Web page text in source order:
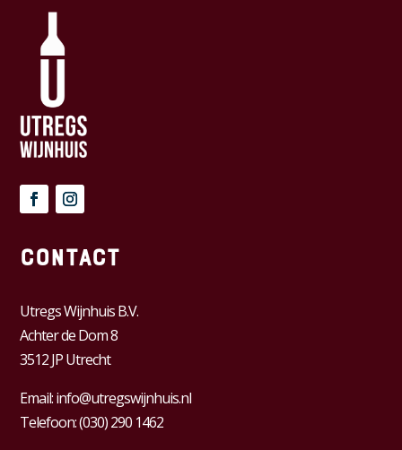
Contact
Utregs Wijnhuis B.V.
Achter de Dom 8
3512 JP Utrecht
Email:info@utregswijnhuis.nl
Telefoon:(030) 290 1462